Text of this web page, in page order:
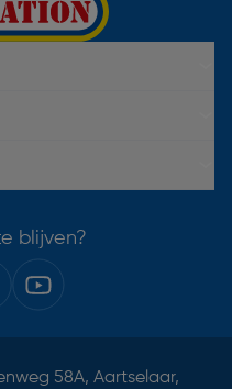
blijven?
58A, Aartselaar,